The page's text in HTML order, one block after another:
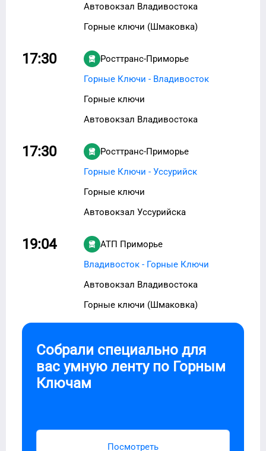
Автовокзал Владивостока
Горные ключи (Шмаковка)
17:30
Росттранс-Приморье
Горные Ключи - Владивосток
Горные ключи
Автовокзал Владивостока
17:30
Росттранс-Приморье
Горные Ключи - Уссурийск
Горные ключи
Автовокзал Уссурийска
19:04
АТП Приморье
Владивосток - Горные Ключи
Автовокзал Владивостока
Горные ключи (Шмаковка)
Собрали специально для
вас умную ленту по Горным
Ключам
Посмотреть